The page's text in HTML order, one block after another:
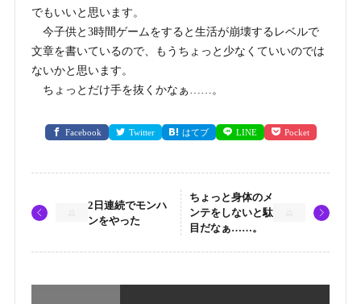
でもいいと思います。
今子供と3時間ゲームをすると生活が崩壊するレベルで
文章を書いているので、もうちょっと少なくていいのでは
ないかと思います。
ちょっとだけ手を抜くかなぁ……。
Facebook Twitter はてブ LINE Pocket
2日連続でモンハ
ンをやった
ちょっと身体のメ
ンテをしないと駄
目だなぁ……。